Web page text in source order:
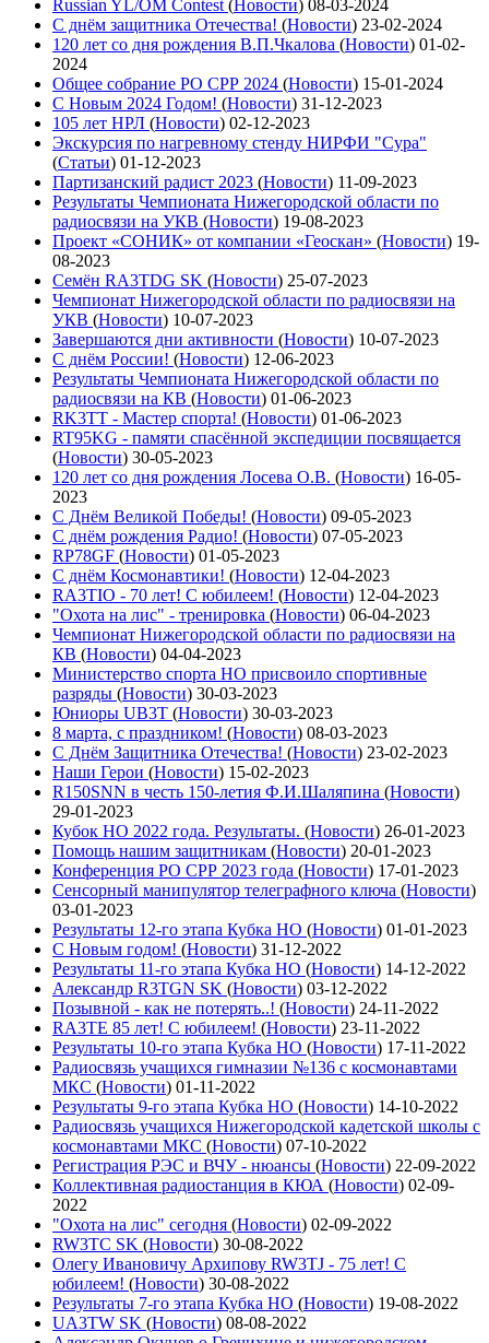
Russian YL/OM Contest (Новости) 08-03-2024
С днём защитника Отечества! (Новости) 23-02-2024
120 лет со дня рождения В.П.Чкалова (Новости) 01-02-
2024
Общее собрание РО СРР 2024 (Новости) 15-01-2024
С Новым 2024 Годом! (Новости) 31-12-2023
105 лет НРЛ (Новости) 02-12-2023
Экскурсия по нагревному стенду НИРФИ "Сура"
(Статьи) 01-12-2023
Партизанский радист 2023 (Новости) 11-09-2023
Результаты Чемпионата Нижегородской области по
радиосвязи на УКВ (Новости) 19-08-2023
Проект «СОНИК» от компании «Геоскан» (Новости) 19-
08-2023
Семён RA3TDG SK (Новости) 25-07-2023
Чемпионат Нижегородской области по радиосвязи на
УКВ (Новости) 10-07-2023
Завершаются дни активности (Новости) 10-07-2023
С днём России! (Новости) 12-06-2023
Результаты Чемпионата Нижегородской области по
радиосвязи на КВ (Новости) 01-06-2023
RK3TT - Мастер спорта! (Новости) 01-06-2023
RT95KG - памяти спасённой экспедиции посвящается
(Новости) 30-05-2023
120 лет со дня рождения Лосева О.В. (Новости) 16-05-
2023
С Днём Великой Победы! (Новости) 09-05-2023
С днём рождения Радио! (Новости) 07-05-2023
RP78GF (Новости) 01-05-2023
С днём Космонавтики! (Новости) 12-04-2023
RA3TIO - 70 лет! С юбилеем! (Новости) 12-04-2023
"Охота на лис" - тренировка (Новости) 06-04-2023
Чемпионат Нижегородской области по радиосвязи на
КВ (Новости) 04-04-2023
Министерство спорта НО присвоило спортивные
разряды (Новости) 30-03-2023
Юниоры UB3T (Новости) 30-03-2023
8 марта, с праздником! (Новости) 08-03-2023
С Днём Защитника Отечества! (Новости) 23-02-2023
Наши Герои (Новости) 15-02-2023
R150SNN в честь 150-летия Ф.И.Шаляпина (Новости)
29-01-2023
Кубок НО 2022 года. Результаты. (Новости) 26-01-2023
Помощь нашим защитникам (Новости) 20-01-2023
Конференция РО СРР 2023 года (Новости) 17-01-2023
Сенсорный манипулятор телеграфного ключа (Новости)
03-01-2023
Результаты 12-го этапа Кубка НО (Новости) 01-01-2023
С Новым годом! (Новости) 31-12-2022
Результаты 11-го этапа Кубка НО (Новости) 14-12-2022
Александр R3TGN SK (Новости) 03-12-2022
Позывной - как не потерять..! (Новости) 24-11-2022
RA3TE 85 лет! С юбилеем! (Новости) 23-11-2022
Результаты 10-го этапа Кубка НО (Новости) 17-11-2022
Радиосвязь учащихся гимназии №136 с космонавтами
МКС (Новости) 01-11-2022
Результаты 9-го этапа Кубка НО (Новости) 14-10-2022
Радиосвязь учащихся Нижегородской кадетской школы с
космонавтами МКС (Новости) 07-10-2022
Регистрация РЭС и ВЧУ - нюансы (Новости) 22-09-2022
Коллективная радиостанция в КЮА (Новости) 02-09-
2022
"Охота на лис" сегодня (Новости) 02-09-2022
RW3TC SK (Новости) 30-08-2022
Олегу Ивановичу Архипову RW3TJ - 75 лет! С
юбилеем! (Новости) 30-08-2022
Результаты 7-го этапа Кубка НО (Новости) 19-08-2022
UA3TW SK (Новости) 08-08-2022